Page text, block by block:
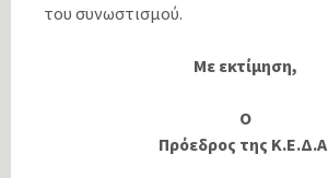
του συνωστισμού.
Με εκτίμηση,
Ο
Πρόεδρος της